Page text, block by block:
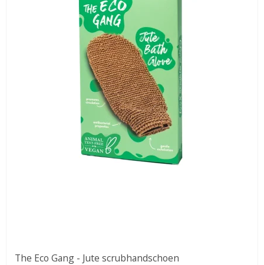
The Eco Gang - Jute scrubhandschoen